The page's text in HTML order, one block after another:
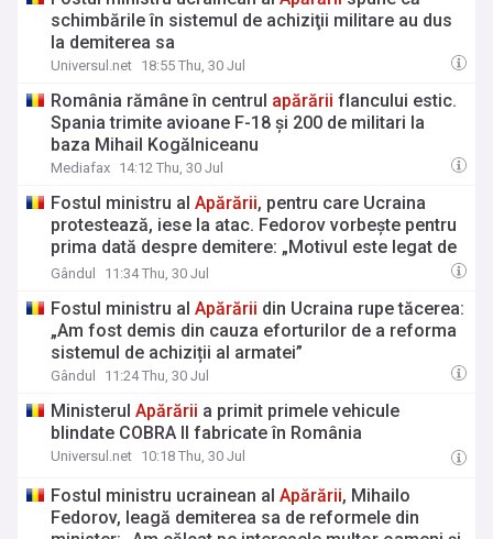
grupul Rheinmetall prin programul SAFE
schimbările în sistemul de achiziţii militare au dus
la demiterea sa
Universul.net 18:55 Thu, 30 Jul
România rămâne în centrul apărării flancului estic.
Spania trimite avioane F-18 și 200 de militari la
baza Mihail Kogălniceanu
Mediafax 14:12 Thu, 30 Jul
Fostul ministru alApărării, pentru care Ucraina
protestează, iese la atac. Fedorov vorbește pentru
prima dată despre demitere: „Motivul este legat de
achiziții ale armatei, licitații, de faptul că am
Gândul 11:34 Thu, 30 Jul
Fostul ministru alApărării din Ucraina rupe tăcerea:
„Am fost demis din cauza eforturilor de a reforma
sistemul de achiziții al armatei”
Gândul 11:24 Thu, 30 Jul
MinisterulApărării a primit primele vehicule
blindate COBRA II fabricate în România
Universul.net 10:18 Thu, 30 Jul
Fostul ministru ucrainean alApărării, Mihailo
Fedorov, leagă demiterea sa de reformele din